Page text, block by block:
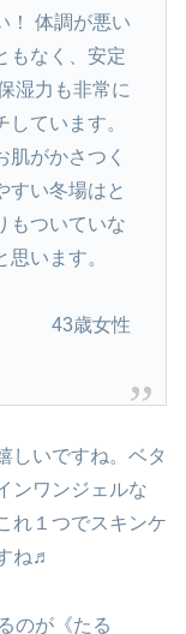
！ 体調が悪い
もなく、安定
湿力も非常に
ています。
がかさつく
すい冬場はと
もついていな
います。
43歳女性
しいですね。ベタ
ンワンジェルな
れ１つでスキンケ
ね♬
のが《たる